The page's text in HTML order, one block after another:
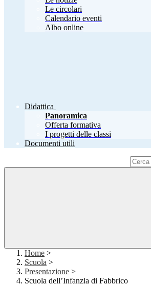
Le circolari
Calendario eventi
Albo online
Didattica
Panoramica
Offerta formativa
I progetti delle classi
Documenti utili
Home >
Scuola >
Presentazione >
Scuola dell’Infanzia di Fabbrico